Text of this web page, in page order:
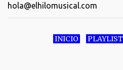
hola@elhilomusical.com
INICIO PLAYLIST